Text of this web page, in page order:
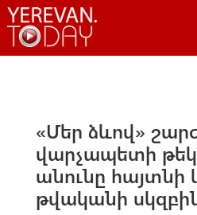
«Մեր ձևով»
վարչապետի
անունը հայտնի
թվականի